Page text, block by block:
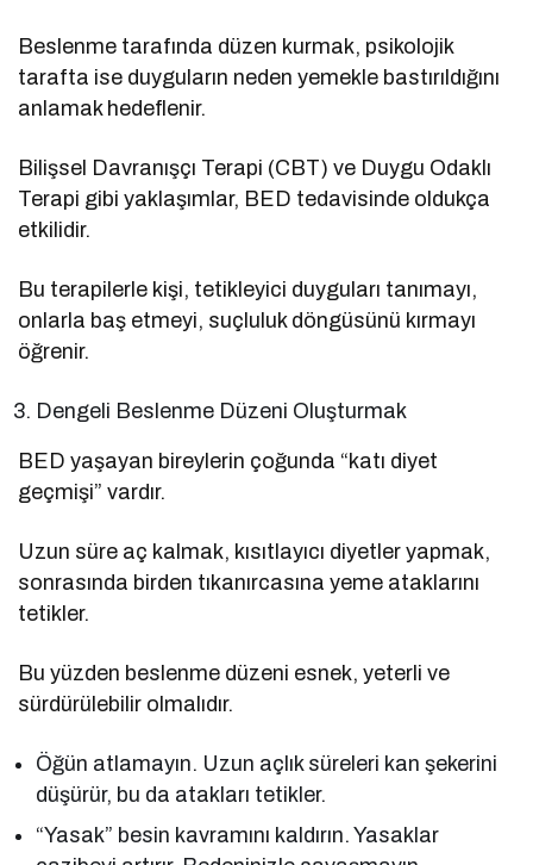
Beslenme tarafında düzen kurmak, psikolojik
tarafta ise duyguların neden yemekle bastırıldığını
anlamak hedeflenir.
Bilişsel Davranışçı Terapi (CBT) ve Duygu Odaklı
Terapi gibi yaklaşımlar, BED tedavisinde oldukça
etkilidir.
Bu terapilerle kişi, tetikleyici duyguları tanımayı,
onlarla baş etmeyi, suçluluk döngüsünü kırmayı
öğrenir.
Dengeli Beslenme Düzeni Oluşturmak
BED yaşayan bireylerin çoğunda “katı diyet
geçmişi” vardır.
Uzun süre aç kalmak, kısıtlayıcı diyetler yapmak,
sonrasında birden tıkanırcasına yeme ataklarını
tetikler.
Bu yüzden beslenme düzeni esnek, yeterli ve
sürdürülebilir olmalıdır.
Öğün atlamayın. Uzun açlık süreleri kan şekerini
düşürür, bu da atakları tetikler.
“Yasak” besin kavramını kaldırın. Yasaklar